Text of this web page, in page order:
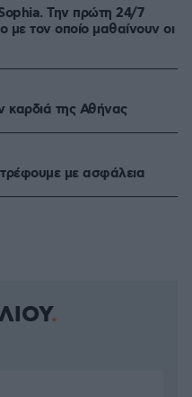
Την πρώτη 24/7
τον οποίο μαθαίνουν οι
καρδιά της Αθήνας
με ασφάλεια